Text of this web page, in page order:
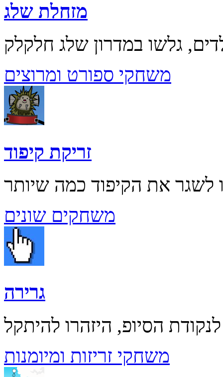
מזחלת שלג
משחקי ספורט ומרוצים
זריקת קיפוד
משחקים שונים
גרירה
משחקי זריזות ומיומנות